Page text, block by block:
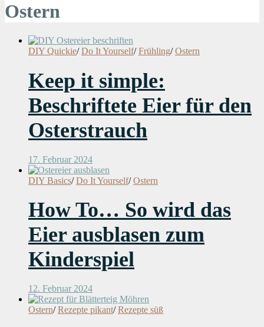
Ostern
DIY Quickie/ Do It Yourself/ Frühling/ Ostern
Keep it simple:
Beschriftete Eier für den
Osterstrauch
17. Februar 2024
DIY Basics/ Do It Yourself/ Ostern
How To… So wird das
Eier ausblasen zum
Kinderspiel
12. Februar 2024
Ostern/ Rezepte pikant/ Rezepte süß